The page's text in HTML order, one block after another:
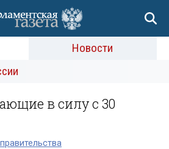
Новости
в силу с 30